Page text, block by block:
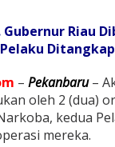
O
n
g
D
i
d
Gubernur Riau
– Pekanbaru–
oleh 2 (dua)
kedua
mereka.